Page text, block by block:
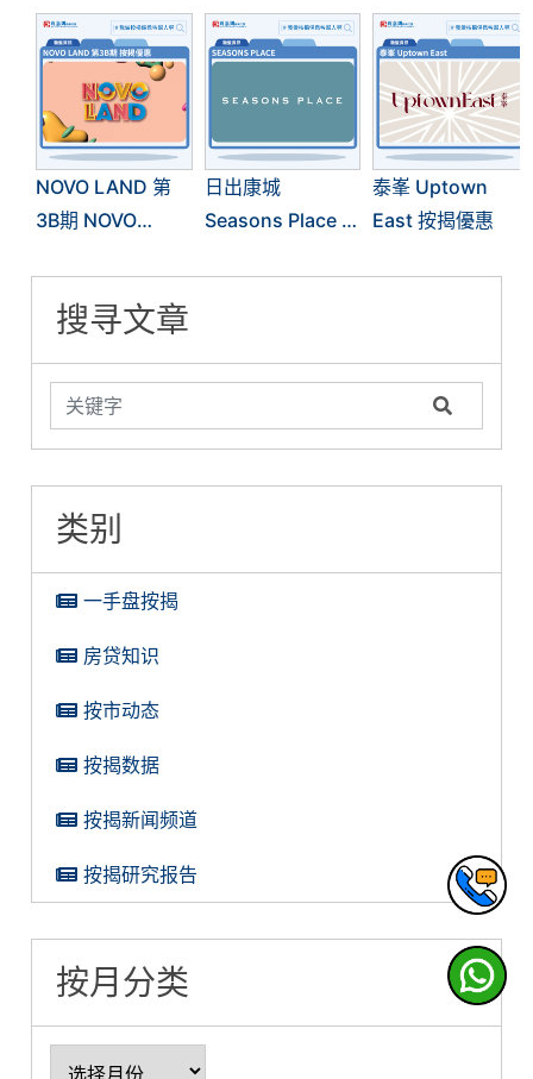
NOVO LAND 第
3B期 NOVO
日出康城
Seasons Place 按
泰峯 Uptown
East 按揭優惠
搜寻文章
类别
一手盘按揭
房贷知识
按市动态
按揭数据
按揭新闻频道
按揭研究报告
按月分类